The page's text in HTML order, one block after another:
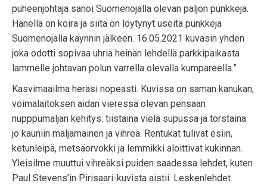
puheenjohtaja sanoi Suomenojalla olevan paljon punkkeja.
Hänellä on koira ja siitä on löytynyt useita punkkeja
Suomenojalla käynnin jälkeen. 16.05.2021 kuvasin yhden
joka odotti sopivaa uhria heinän lehdellä parkkipaikasta
lammelle johtavan polun varrella olevalla kumpareella.”
Kasvimaailma heräsi nopeasti. Kuvissa on saman kanukan,
voimalaitoksen aidan vieressä olevan pensaan
nupppumaljan kehitys: tiistaina vielä supussa ja torstaina
jo kauniin maljamainen ja vihreä. Rentukat tulivat esiin,
ketunleipä, metsäorvokki ja lemmikki aloittivat kukinnan.
Yleisilme muuttui vihreäksi puiden saadessa lehdet, kuten
Paul Stevens’in Pirisaari-kuvista aistii. Leskenlehdet